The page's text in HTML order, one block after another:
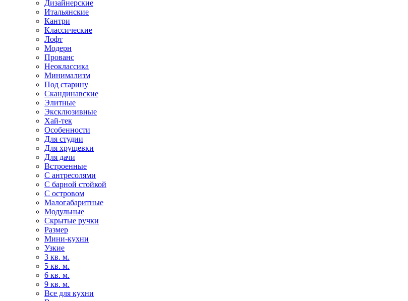
Дизайнерские
Итальянские
Кантри
Классические
Лофт
Модерн
Прованс
Неоклассика
Минимализм
Под старину
Скандинавские
Элитные
Эксклюзивные
Хай-тек
Особенности
Для студии
Для хрущевки
Для дачи
Встроенные
С антресолями
С барной стойкой
С островом
Малогабаритные
Модульные
Скрытые ручки
Размер
Мини-кухни
Узкие
3 кв. м.
5 кв. м.
6 кв. м.
9 кв. м.
Все для кухни